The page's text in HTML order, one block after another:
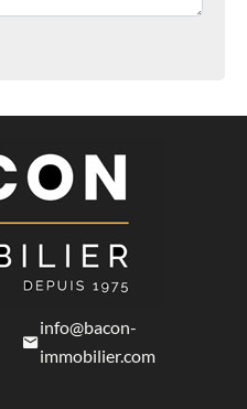
info@bacon-
immobilier.com